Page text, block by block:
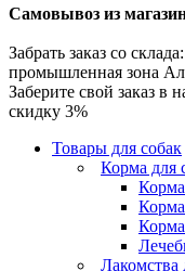
Самовывоз из
Забрать заказ со
промышленная зона
Заберите свой заказ в
скидку 3%
Товары для собак
Корма для
Лакомства